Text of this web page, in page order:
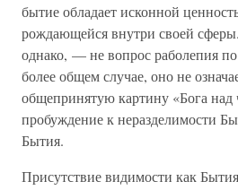
бытие обладает исконной
рождающейся внутри своей
однако, — не вопрос раболепия по
более общем случае, оно не
общепринятую картину «Бога над
пробуждение к неразделимости
Бытия.
Присутствие видимости как